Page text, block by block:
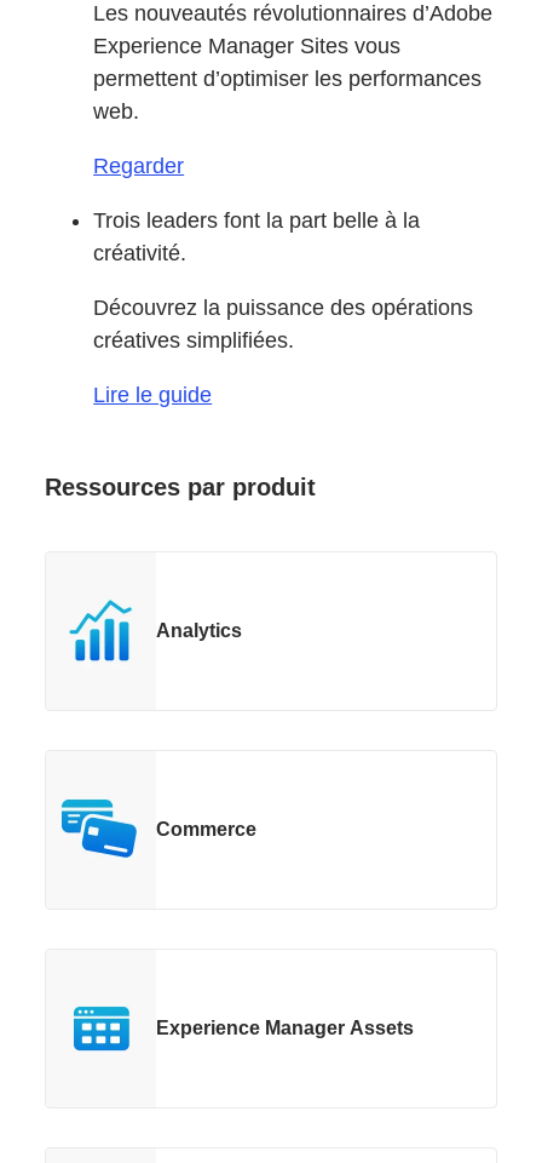
Les nouveautés révolutionnaires d’Adobe
Experience Manager Sites vous
permettent d’optimiser les performances
web.
Regarder
Trois leaders font la part belle à la
créativité.
Découvrez la puissance des opérations
créatives simplifiées.
Lire le guide
Ressources par produit
Analytics
Commerce
Experience Manager Assets